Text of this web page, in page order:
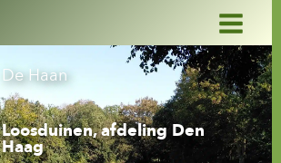
De Haan
Loosduinen, afdeling Den
Haag​